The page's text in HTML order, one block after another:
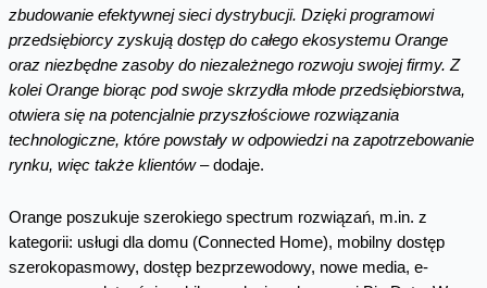
zbudowanie efektywnej sieci dystrybucji. Dzięki programowi
przedsiębiorcy zyskują dostęp do całego ekosystemu Orange
oraz niezbędne zasoby do niezależnego rozwoju swojej firmy. Z
kolei Orange biorąc pod swoje skrzydła młode przedsiębiorstwa,
otwiera się na potencjalnie przyszłościowe rozwiązania
technologiczne, które powstały w odpowiedzi na zapotrzebowanie
rynku, więc także klientów– dodaje.
Orange poszukuje szerokiego spectrum rozwiązań, m.in. z
kategorii: usługi dla domu (Connected Home), mobilny dostęp
szerokopasmowy, dostęp bezprzewodowy, nowe media, e-